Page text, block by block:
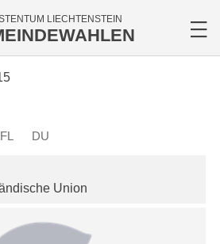
LIECHTENSTEIN
FL DU
Union